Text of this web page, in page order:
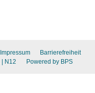
Impressum
Barrierefreiheit
| N12 Powered by BPS